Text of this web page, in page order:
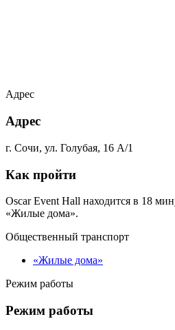
Адрес
Адрес
г. Сочи, ул. Голубая, 16 А/1
Как пройти
Oscar Event Hall находится в 18
«Жилые дома».
Общественный транспорт
«Жилые дома»
Режим работы
Режим работы